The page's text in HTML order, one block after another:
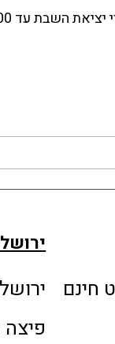
השבת עד 23:00
חינם